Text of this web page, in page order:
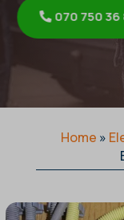
070 750 36
Home »